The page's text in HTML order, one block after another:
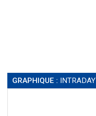
GRAPHIQUE : INTRADAY